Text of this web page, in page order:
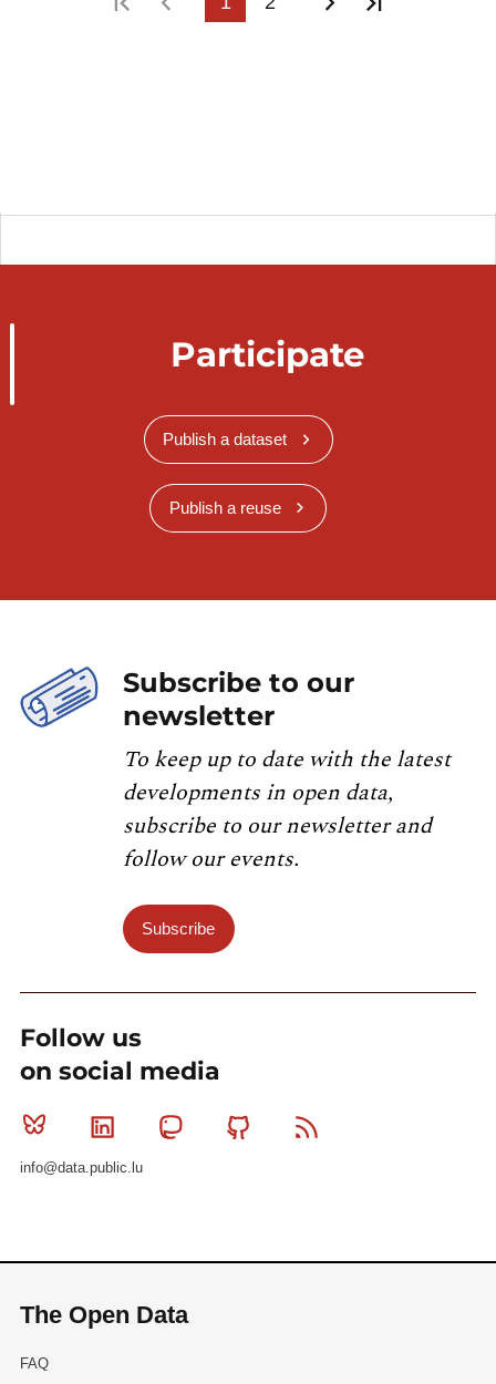
Participate
Publish a dataset
Publish a reuse
Subscribe to our
newsletter
To keep up to date with the latest
developments in open data,
subscribe to our newsletter and
follow our events.
Subscribe
Follow us
on social media
Bluesky Linkedin MastodonGithub
info@data.public.lu
The Open Data
FAQ